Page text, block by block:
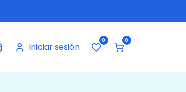
Iniciar sesión
0 0